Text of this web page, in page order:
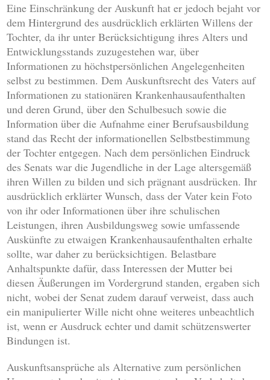
Eine Einschränkung der Auskunft hat er jedoch bejaht vor
dem Hintergrund des ausdrücklich erklärten Willens der
Tochter, da ihr unter Berücksichtigung ihres Alters und
Entwicklungsstands zuzugestehen war, über
Informationen zu höchstpersönlichen Angelegenheiten
selbst zu bestimmen. Dem Auskunftsrecht des Vaters auf
Informationen zu stationären Krankenhausaufenthalten
und deren Grund, über den Schulbesuch sowie die
Information über die Aufnahme einer Berufsausbildung
stand das Recht der informationellen Selbstbestimmung
der Tochter entgegen. Nach dem persönlichen Eindruck
des Senats war die Jugendliche in der Lage altersgemäß
ihren Willen zu bilden und sich prägnant ausdrücken. Ihr
ausdrücklich erklärter Wunsch, dass der Vater kein Foto
von ihr oder Informationen über ihre schulischen
Leistungen, ihren Ausbildungsweg sowie umfassende
Auskünfte zu etwaigen Krankenhausaufenthalten erhalte
sollte, war daher zu berücksichtigen. Belastbare
Anhaltspunkte dafür, dass Interessen der Mutter bei
diesen Äußerungen im Vordergrund standen, ergaben sich
nicht, wobei der Senat zudem darauf verweist, dass auch
ein manipulierter Wille nicht ohne weiteres unbeachtlich
ist, wenn er Ausdruck echter und damit schützenswerter
Bindungen ist.
Auskunftsansprüche als Alternative zum persönlichen